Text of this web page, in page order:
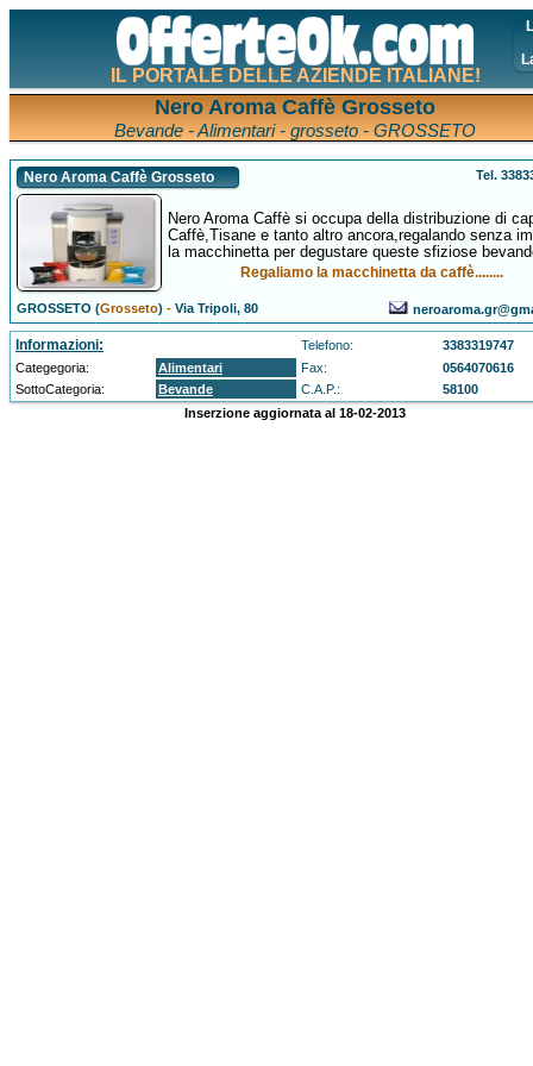
IL PORTALE DELLE AZIENDE ITALIANE!
Nero Aroma Caffè Grosseto
Bevande - Alimentari - grosseto - GROSSETO
Nero Aroma Caffè Grosseto Tel.
Nero Aroma Caffè si occupa della distribuzione di
Caffè,Tisane e tanto altro ancora,regalando senza
la macchinetta per degustare queste sfiziose
Regaliamo la macchinetta da caffè........
GROSSETO (Grosseto) -Via Tripoli, 80
Informazioni: Telefono:
3383319747
Categegoria:
Alimentari Fax:
0564070616
SottoCategoria:
Bevande C.A.P.:
58100
Inserzione aggiornata al 18-02-2013